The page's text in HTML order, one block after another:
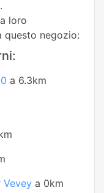
loro
questo negozio:
a 6.3km
Vevey a 0km